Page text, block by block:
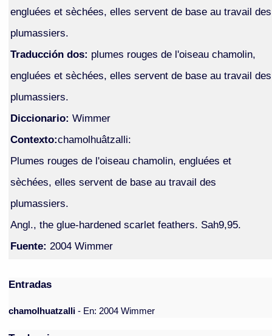
engluées et sèchées, elles servent de base au travail des
plumassiers.
Traducción dos: plumes rouges de l'oiseau chamolin,
engluées et sèchées, elles servent de base au travail des
plumassiers.
Diccionario: Wimmer
Contexto:chamolhuâtzalli:
Plumes rouges de l'oiseau chamolin, engluées et
sèchées, elles servent de base au travail des
plumassiers.
Angl., the glue-hardened scarlet feathers. Sah9,95.
Fuente: 2004 Wimmer
Entradas
chamolhuatzalli- En: 2004 Wimmer